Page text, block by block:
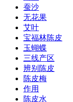
蚕沙
无花果
艾叶
宝福林陈皮
玉蝴蝶
三线产区
辨别陈皮
陈皮梅
作用
陈皮水